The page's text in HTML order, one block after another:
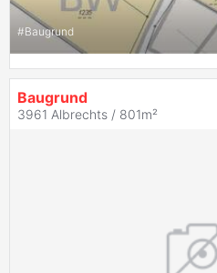
#Baugrund
Baugrund
3961 Albrechts / 801m²